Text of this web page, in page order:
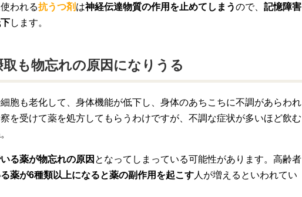
われる抗うつ剤 は神経伝達物質の作用を止めてしまうので、 記憶障害
します。
も物忘れの原因になりうる
胞も老化して、身体機能が低下し、身体のあちこちに不調があらわれ
を受けて薬を処方してもらうわけですが、不調な症状が多いほど飲む
る薬が物忘れの原因 となってしまっている可能性があります。高齢者
薬が6種類以上になると薬の副作用を起こす人が増えるといわれてい